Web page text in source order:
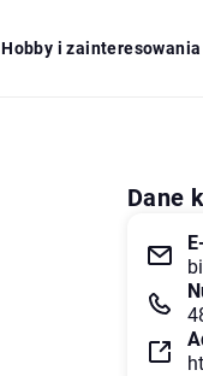
Hobby i zainteresowania
Dane